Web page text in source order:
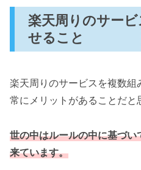
楽天周りのサー
せること
楽天周りのサービスを複数
常にメリットがあることだと
世の中はルールの中に基づ
来ています。